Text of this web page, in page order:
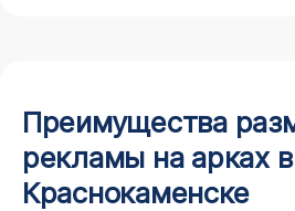
Преимущества
рекламы на арках в
Краснокаменске